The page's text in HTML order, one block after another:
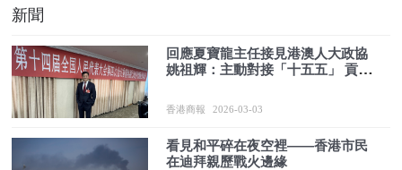
新聞
回應夏寶龍主任接見港澳人大政協
姚祖輝：主動對接「十五五」 貢獻
香港商報 2026-03-03
看見和平碎在夜空裡——香港市民
在迪拜親歷戰火邊緣